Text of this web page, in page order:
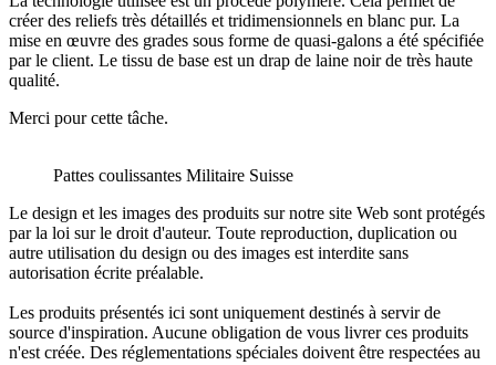
créer des reliefs très détaillés et tridimensionnels en blanc pur. La
mise en œuvre des grades sous forme de quasi-galons a été spécifiée
par le client. Le tissu de base est un drap de laine noir de très haute
qualité.
Merci pour cette tâche.
Pattes coulissantes Militaire Suisse
Le design et les images des produits sur notre site Web sont protégés
par la loi sur le droit d'auteur. Toute reproduction, duplication ou
autre utilisation du design ou des images est interdite sans
autorisation écrite préalable.
Les produits présentés ici sont uniquement destinés à servir de
source d'inspiration. Aucune obligation de vous livrer ces produits
n'est créée. Des réglementations spéciales doivent être respectées au